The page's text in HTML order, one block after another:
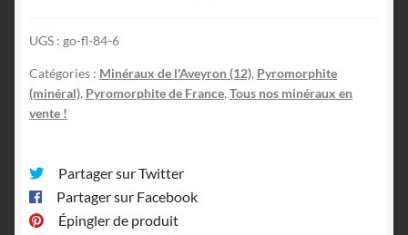
UGS : go-fl-84-6
Catégories : Minéraux de l'Aveyron (12), Pyromorphite
(minéral), Pyromorphite de France, Tous nos minéraux en
vente !
Partager sur Twitter
Partager sur Facebook
Épingler de produit